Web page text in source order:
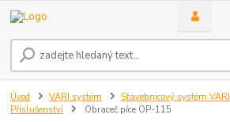
Úvod VARI systém Stavebnicový systém VARI
Příslušenství
Obraceč píce OP-115